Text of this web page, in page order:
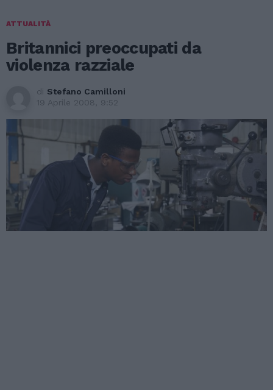
ATTUALITÀ
Britannici preoccupati da
violenza razziale
di Stefano Camilloni
19 Aprile 2008, 9:52